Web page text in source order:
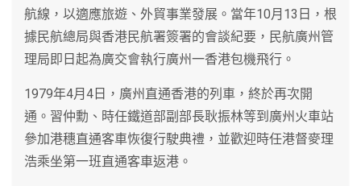
航線，以適應旅遊、外貿事業發展。當年10月13日，根
據民航總局與香港民航署簽署的會談紀要，民航廣州管
理局即日起為廣交會執行廣州一香港包機飛行。
1979年4月4日，廣州直通香港的列車，終於再次開
通。習仲勳、時任鐵道部副部長耿振林等到廣州火車站
參加港穗直通客車恢復行駛典禮，並歡迎時任港督麥理
浩乘坐第一班直通客車返港。